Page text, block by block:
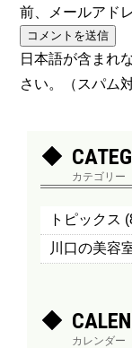
前、メールアド
日本語が含まれ
さい。（スパム
カテゴリー
トピックス
川口の美容
カレンダー